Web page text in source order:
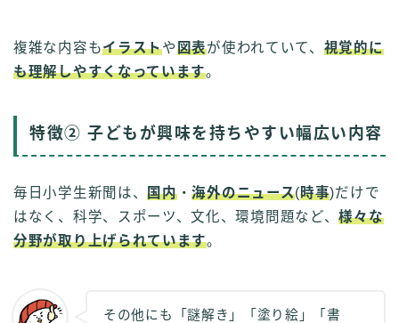
複雑な内容もイラストや図表が使われていて、 視覚的に
も理解しやすくなっています。
特徴② 子どもが興味を持ちやすい幅広い内容
毎日小学生新聞は、国内・海外のニュース(時事)だけで
はなく、科学、スポーツ、文化、環境問題など、様々な
分野が取り上げられています。
その他にも「謎解き」「塗り絵」「書